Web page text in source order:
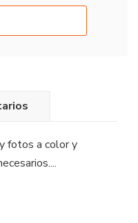
fotos a color y